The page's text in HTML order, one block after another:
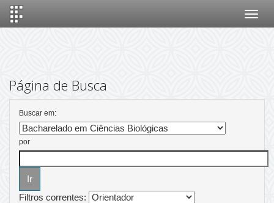
Página de Busca
Buscar em:
por
Filtros correntes: